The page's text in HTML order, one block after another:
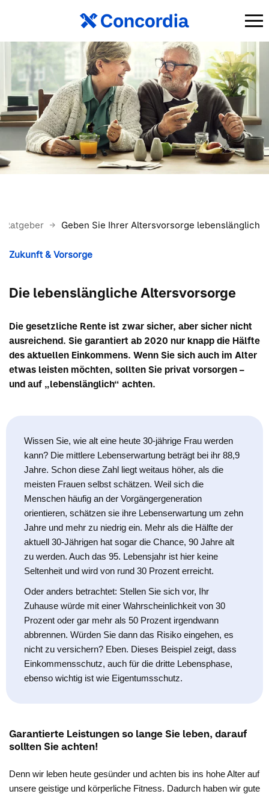
Ratgeber Geben Sie Ihrer Altersvorsorge lebenslänglich
Zukunft & Vorsorge
Die lebenslängliche Altersvorsorge
Die gesetzliche Rente ist zwar sicher, aber sicher nicht
ausreichend. Sie garantiert ab 2020 nur knapp die Hälfte
des aktuellen Einkommens. Wenn Sie sich auch im Alter
etwas leisten möchten, sollten Sie privat vorsorgen –
und auf „lebenslänglich“ achten.
Wissen Sie, wie alt eine heute 30-jährige Frau werden
kann? Die mittlere Lebenserwartung beträgt bei ihr 88,9
Jahre. Schon diese Zahl liegt weitaus höher, als die
meisten Frauen selbst schätzen. Weil sich die
Menschen häufig an der Vorgängergeneration
orientieren, schätzen sie ihre Lebenserwartung um zehn
Jahre und mehr zu niedrig ein. Mehr als die Hälfte der
aktuell 30-Jährigen hat sogar die Chance, 90 Jahre alt
zu werden. Auch das 95. Lebensjahr ist hier keine
Seltenheit und wird von rund 30 Prozent erreicht.
Oder anders betrachtet: Stellen Sie sich vor, Ihr
Zuhause würde mit einer Wahrscheinlichkeit von 30
Prozent oder gar mehr als 50 Prozent irgendwann
abbrennen. Würden Sie dann das Risiko eingehen, es
nicht zu versichern? Eben. Dieses Beispiel zeigt, dass
Einkommensschutz, auch für die dritte Lebensphase,
ebenso wichtig ist wie Eigentumsschutz.
Garantierte Leistungen so lange Sie leben, darauf
sollten Sie achten!
Denn wir leben heute gesünder und achten bis ins hohe Alter auf
unsere geistige und körperliche Fitness. Dadurch haben wir gute